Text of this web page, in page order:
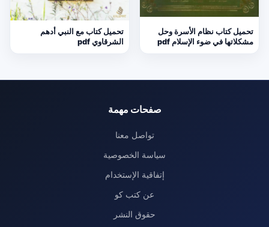
تحميل كتاب نظام الأسرة وحل
مشكلاتها في ضوء الإسلام pdf
تحميل كتاب مع النبي أدهم
الشرقاوي pdf
صفحات مهمة
تواصل معنا
سياسة الخصوصية
إتفاقية الإستخدام
عن كتب كو
حقوق النشر